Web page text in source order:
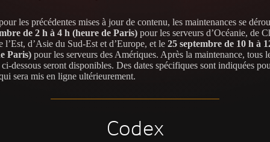
les précédentes mises à jour de contenu, les maintenances se
de 2 h à 4 h (heure de Paris) pour les serveurs d’Océanie, de
l’Est, d’Asie du Sud-Est et d’Europe, et le 25 septembre de 10 h à
Paris) pour les serveurs des Amériques. Après la maintenance, tous
ci-dessous seront disponibles. Des dates spécifiques sont indiquées
sera mis en ligne ultérieurement.
Codex